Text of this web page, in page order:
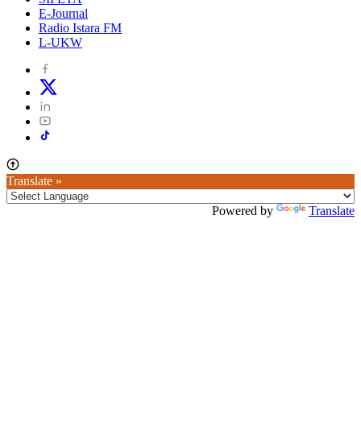
E-Journal
Radio Istara FM
L-UKW
Translate »
Powered by Translate